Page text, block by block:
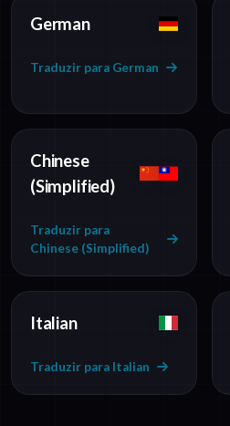
German
Traduzir para German
Chinese
(Simplified)
Traduzir para
Chinese (Simplified)
Italian
Traduzir para Italian